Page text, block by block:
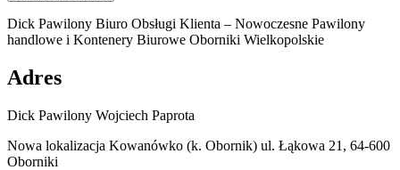
Dick Pawilony Biuro Obsługi Klienta – Nowoczesne Pawilony
handlowe i Kontenery Biurowe Oborniki Wielkopolskie
Adres
Dick Pawilony Wojciech Paprota
Nowa lokalizacja Kowanówko (k. Obornik) ul. Łąkowa 21, 64-600
Oborniki